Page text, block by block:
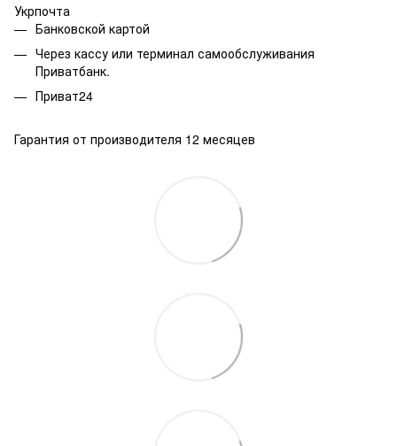
Укрпочта
Банковской картой
Через кассу или терминал самообслуживания
Приватбанк.
Приват24
Гарантия от производителя 12 месяцев